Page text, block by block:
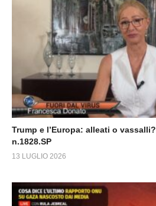
Trump e l’Europa: alleati o
n.1828.SP
13 LUGLIO 2026